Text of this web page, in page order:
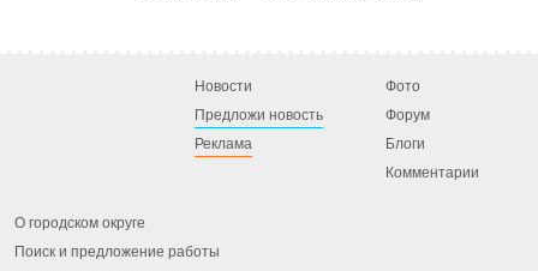
Новости
Предложи новость
Реклама
Фото
Форум
Блоги
Комментарии
О городском округе
Поиск и предложение работы